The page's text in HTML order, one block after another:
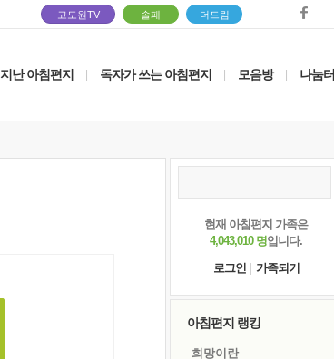
고도원TV 솔패 더드림
지난 아침편지 독자가 쓰는 아침편지 모음방 나눔터
현재 아침편지 가족은
4,043,010 명입니다.
로그인
가족되기
아침편지 랭킹
희망이란